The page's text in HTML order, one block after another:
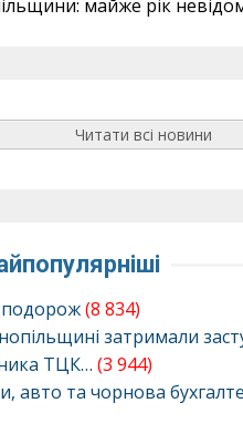
майже рік
Читати всі новини
подорож(8 834)
затримали
ТЦК… (3 944)
авто та чорнова